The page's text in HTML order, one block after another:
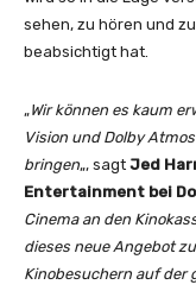
sehen, zu hören und
beabsichtigt hat.
„Wir können es kaum
Vision und Dolby
bringen„, sagt Jed
Entertainment bei
Cinema an den
dieses neue Angebot
Kinobesuchern auf der